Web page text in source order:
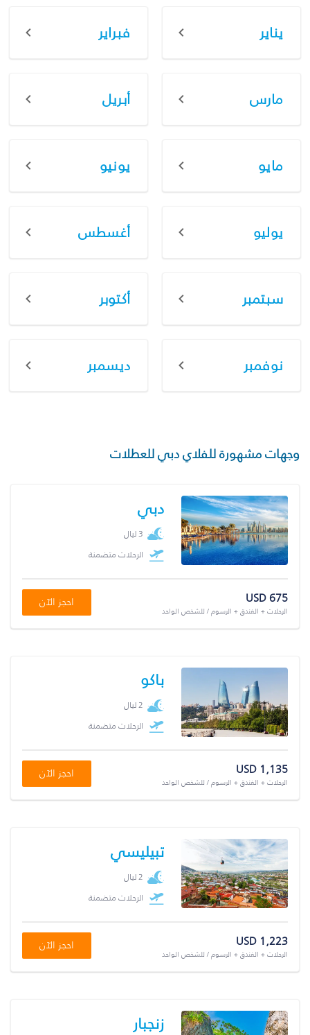
يناير فبراير
مارس أبريل
مايو يونيو
يوليو أغسطس
سبتمبر أكتوبر
نوفمبر ديسمبر
وجهات مشهورة للفلاي دبي للعطلات
دبي
3 ليال
الرحلات متضمنة
USD 675
الرحلات + الفندق + الرسوم / للشخص الواحد
احجز الآن
باكو
2 ليال
الرحلات متضمنة
USD 1,135
الرحلات + الفندق + الرسوم / للشخص الواحد
احجز الآن
تبيليسي
2 ليال
الرحلات متضمنة
USD 1,223
الرحلات + الفندق + الرسوم / للشخص الواحد
احجز الآن
زنجبار